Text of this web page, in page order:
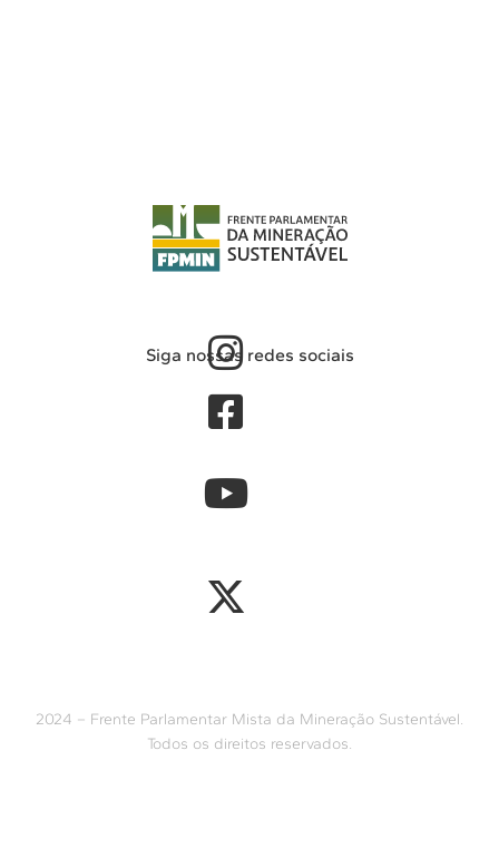
Siga nossas redes sociais
2024 – Frente Parlamentar Mista da Mineração Sustentável.
Todos os direitos reservados.